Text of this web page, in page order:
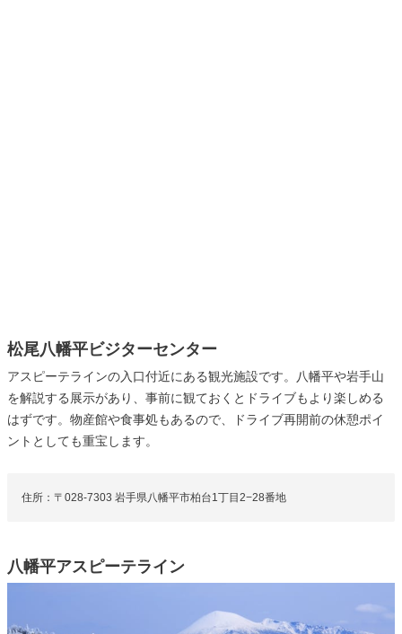
松尾八幡平ビジターセンター
アスピーテラインの入口付近にある観光施設です。八幡平や岩手山
を解説する展示があり、事前に観ておくとドライブもより楽しめる
はずです。物産館や食事処もあるので、ドライブ再開前の休憩ポイ
ントとしても重宝します。
住所：〒028-7303 岩手県八幡平市柏台1丁目2−28番地
八幡平アスピーテライン